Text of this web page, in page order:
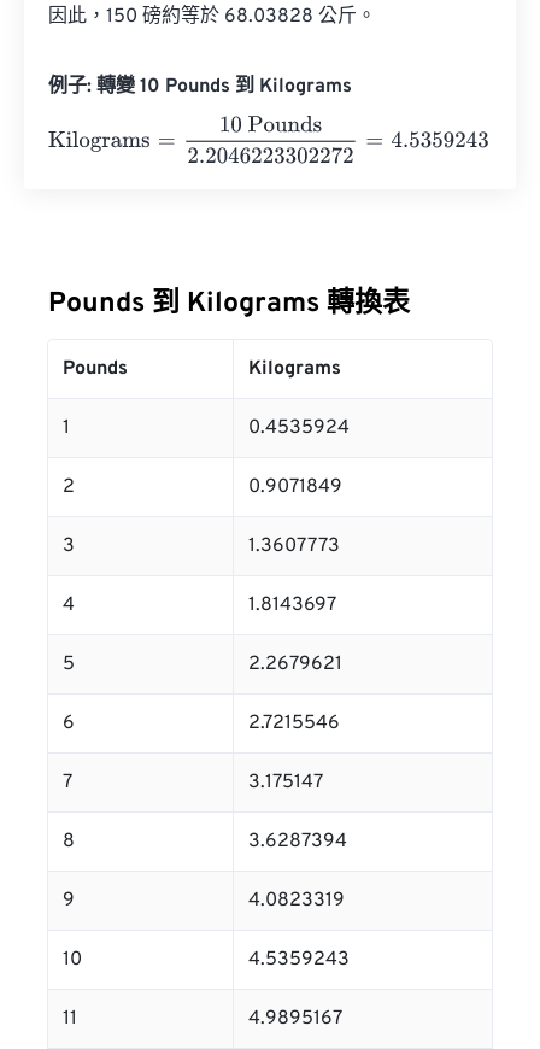
因此，150 磅約等於 68.03828 公斤。
例子: 轉變 10 Pounds 到 Kilograms
Kilograms
10 Pounds2.2046223302272 =4.5359243
Pounds 到 Kilograms 轉換表
Pounds Kilograms
1 0.4535924
2 0.9071849
3 1.3607773
4 1.8143697
5 2.2679621
6 2.7215546
7 3.175147
8 3.6287394
9 4.0823319
10 4.5359243
11 4.9895167